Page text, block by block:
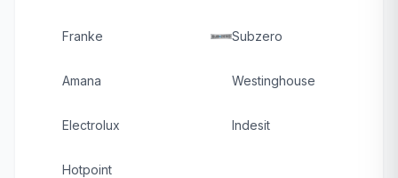
Franke Subzero
Amana Westinghouse
Electrolux Indesit
Hotpoint